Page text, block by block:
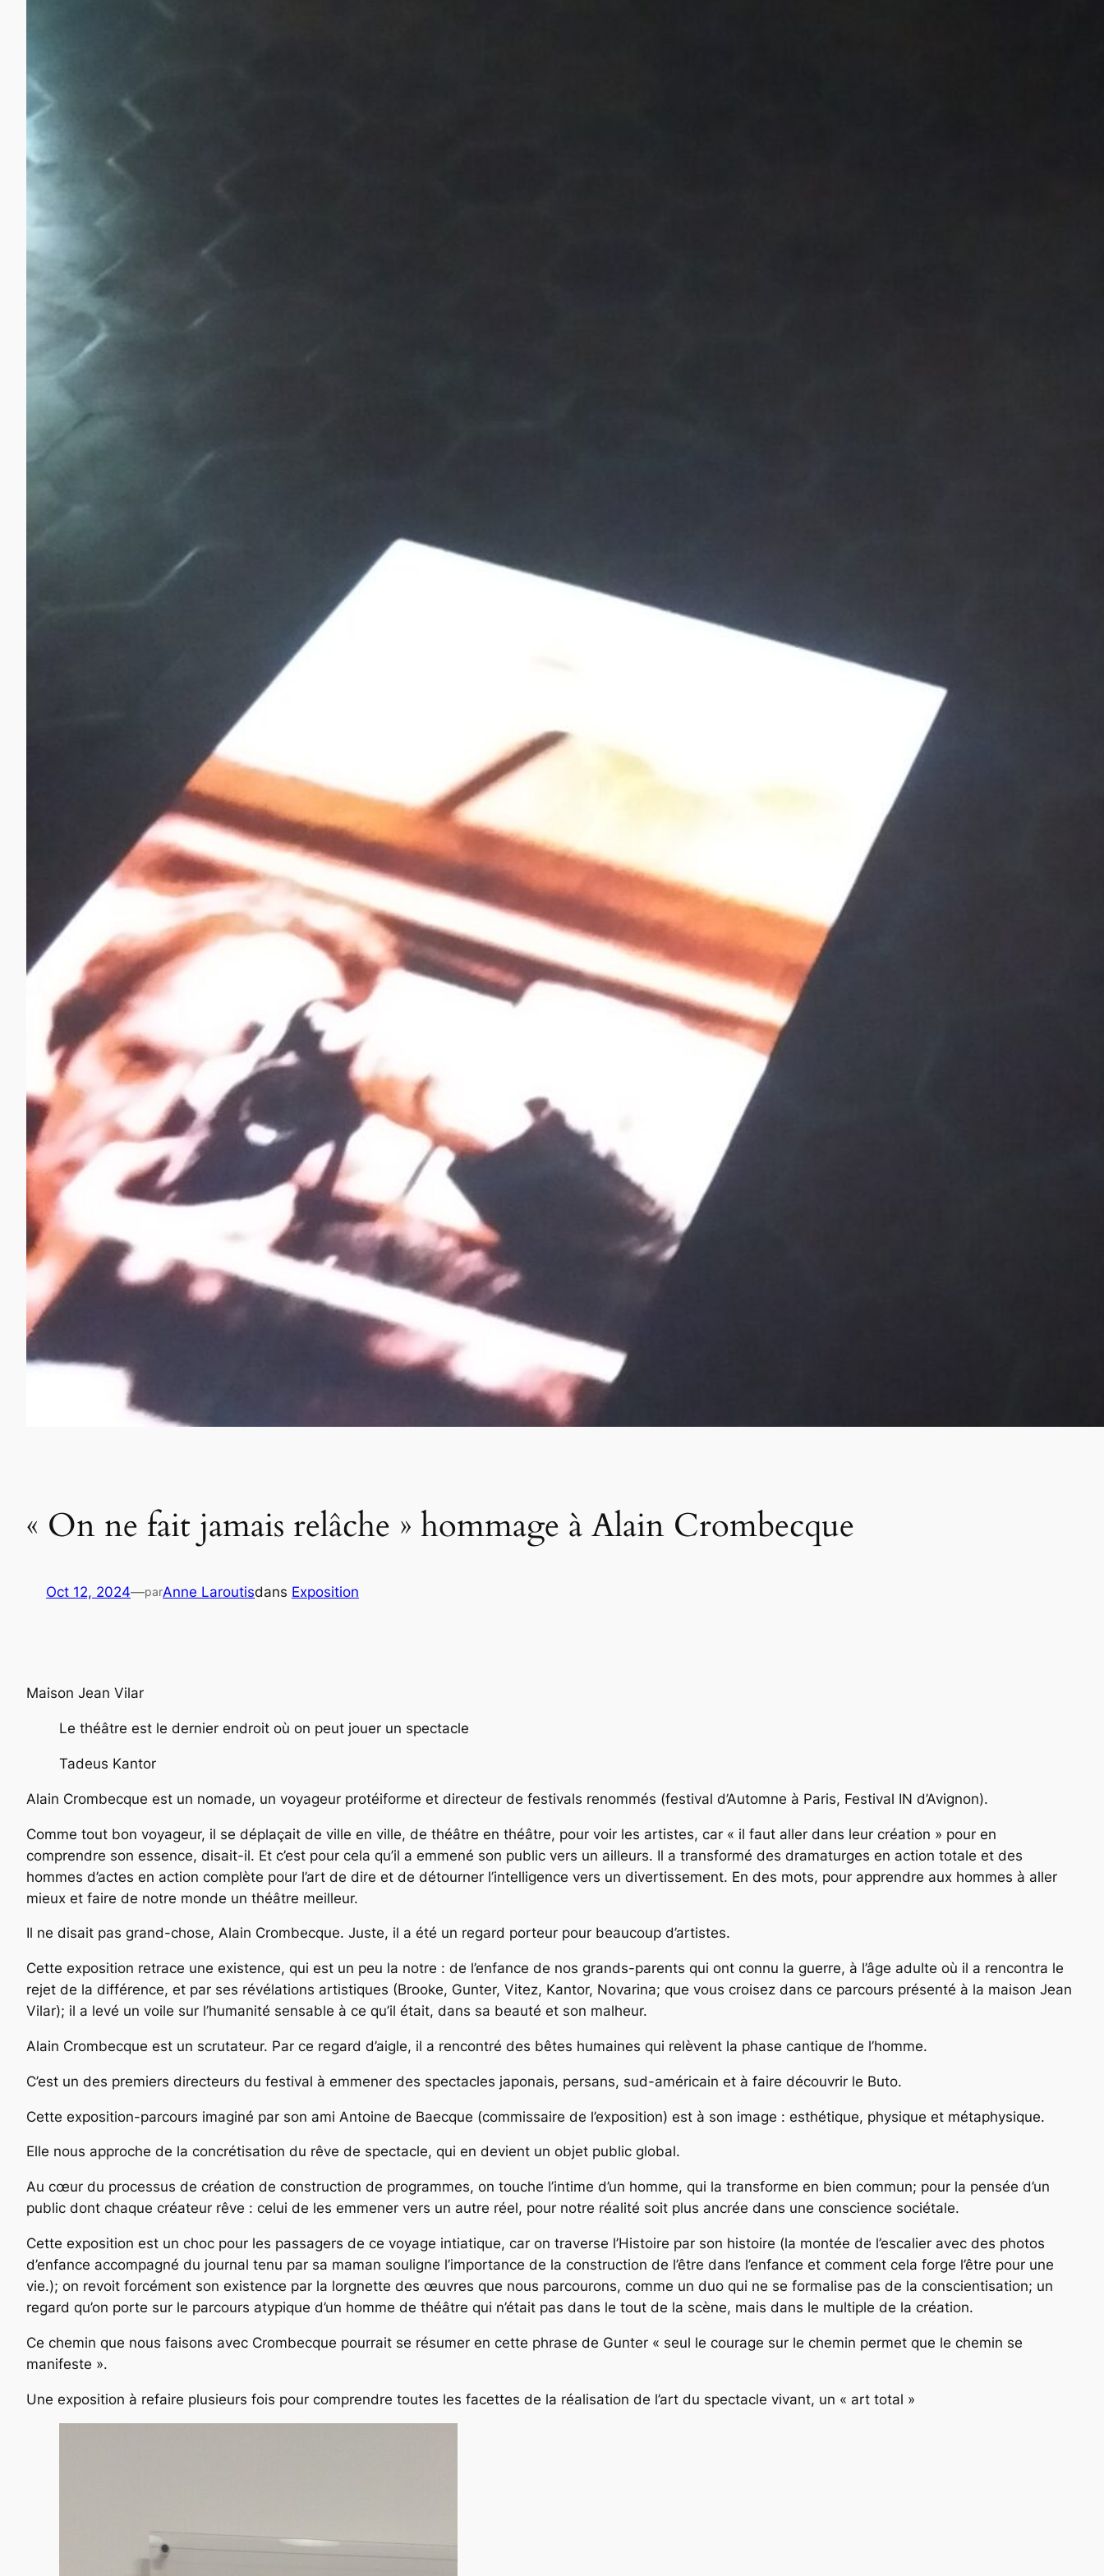
« On ne fait jamais relâche » hommage à Alain Crombecque
Oct 12, 2024—parAnne Laroutisdans Exposition
Maison Jean Vilar
Le théâtre est le dernier endroit où on peut jouer un spectacle
Tadeus Kantor
Alain Crombecque est un nomade, un voyageur protéiforme et directeur de festivals renommés (festival d’Automne à Paris, Festival IN d’Avignon).
Comme tout bon voyageur, il se déplaçait de ville en ville, de théâtre en théâtre, pour voir les artistes, car « il faut aller dans leur création » pour en
comprendre son essence, disait-il. Et c’est pour cela qu’il a emmené son public vers un ailleurs. Il a transformé des dramaturges en action totale et des
hommes d’actes en action complète pour l’art de dire et de détourner l’intelligence vers un divertissement. En des mots, pour apprendre aux hommes à aller
mieux et faire de notre monde un théâtre meilleur.
Il ne disait pas grand-chose, Alain Crombecque. Juste, il a été un regard porteur pour beaucoup d’artistes.
Cette exposition retrace une existence, qui est un peu la notre : de l’enfance de nos grands-parents qui ont connu la guerre, à l’âge adulte où il a rencontra le
rejet de la différence, et par ses révélations artistiques (Brooke, Gunter, Vitez, Kantor, Novarina; que vous croisez dans ce parcours présenté à la maison Jean
Vilar); il a levé un voile sur l’humanité sensable à ce qu’il était, dans sa beauté et son malheur.
Alain Crombecque est un scrutateur. Par ce regard d’aigle, il a rencontré des bêtes humaines qui relèvent la phase cantique de l’homme.
C’est un des premiers directeurs du festival à emmener des spectacles japonais, persans, sud-américain et à faire découvrir le Buto.
Cette exposition-parcours imaginé par son ami Antoine de Baecque (commissaire de l’exposition) est à son image : esthétique, physique et métaphysique.
Elle nous approche de la concrétisation du rêve de spectacle, qui en devient un objet public global.
Au cœur du processus de création de construction de programmes, on touche l’intime d’un homme, qui la transforme en bien commun; pour la pensée d’un
public dont chaque créateur rêve : celui de les emmener vers un autre réel, pour notre réalité soit plus ancrée dans une conscience sociétale.
Cette exposition est un choc pour les passagers de ce voyage intiatique, car on traverse l’Histoire par son histoire (la montée de l’escalier avec des photos
d’enfance accompagné du journal tenu par sa maman souligne l’importance de la construction de l’être dans l’enfance et comment cela forge l’être pour une
vie.); on revoit forcément son existence par la lorgnette des œuvres que nous parcourons, comme un duo qui ne se formalise pas de la conscientisation; un
regard qu’on porte sur le parcours atypique d’un homme de théâtre qui n’était pas dans le tout de la scène, mais dans le multiple de la création.
Ce chemin que nous faisons avec Crombecque pourrait se résumer en cette phrase de Gunter « seul le courage sur le chemin permet que le chemin se
manifeste ».
Une exposition à refaire plusieurs fois pour comprendre toutes les facettes de la réalisation de l’art du spectacle vivant, un « art total »